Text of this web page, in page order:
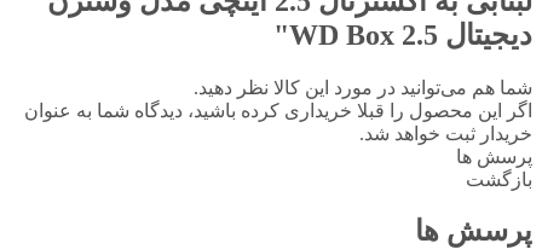
دیجیتال WD Box 2.5"
شما هم می‌توانید در مورد این کالا نظر دهید.
اگر این محصول را قبلا خریداری کرده باشید، دیدگاه شما به عنوان
خریدار ثبت خواهد شد.
پرسش ها
بازگشت
پرسش ها